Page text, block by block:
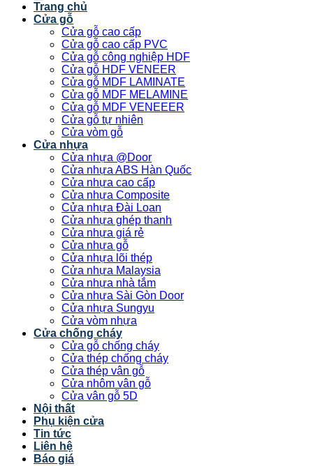
Trang chủ
Cửa gỗ
Cửa gỗ cao cấp
Cửa gỗ cao cấp PVC
Cửa gỗ công nghiệp HDF
Cửa gỗ HDF VENEER
Cửa gỗ MDF LAMINATE
Cửa gỗ MDF MELAMINE
Cửa gỗ MDF VENEEER
Cửa gỗ tự nhiên
Cửa vòm gỗ
Cửa nhựa
Cửa nhựa @Door
Cửa nhựa ABS Hàn Quốc
Cửa nhựa cao cấp
Cửa nhựa Composite
Cửa nhựa Đài Loan
Cửa nhựa ghép thanh
Cửa nhựa giá rẻ
Cửa nhựa gỗ
Cửa nhựa lõi thép
Cửa nhựa Malaysia
Cửa nhựa nhà tắm
Cửa nhựa Sài Gòn Door
Cửa nhựa Sungyu
Cửa vòm nhựa
Cửa chống cháy
Cửa gỗ chống cháy
Cửa thép chống cháy
Cửa thép vân gỗ
Cửa nhôm vân gỗ
Cửa vân gỗ 5D
Nội thất
Phụ kiện cửa
Tin tức
Liên hệ
Báo giá